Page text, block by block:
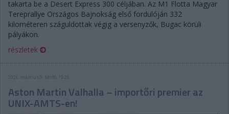
takarta be a Desert Express 300 céljában. Az M1 Flotta Magyar
Tereprallye Országos Bajnokság első fordulóján 332
kilométeren száguldottak végig a versenyzők, Bugac körüli
pályákon.
részletek
2026. március 9. hétfő, 19:26
Aston Martin Valhalla – importőri premier az
UNIX-AMTS-en!